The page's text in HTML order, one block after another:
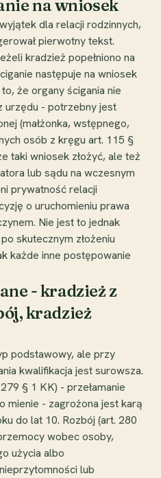
na wniosek
dla relacji rodzinnych,
pierwotny tekst.
kradzież popełniono na
następuje na wniosek
że organy ścigania nie
urzędu - potrzebny jest
(małżonka, wstępnego,
osób z kręgu art. 115 §
taki wniosek złożyć, ale też
lub sądu na wczesnym
prywatność relacji
o uruchomieniu prawa
Nie jest to jednak
skutecznym złożeniu
każde inne postępowanie
- kradzież z
kradzież
podstawowy, ale przy
kwalifikacja jest surowsza.
§ 1 KK) - przełamanie
mienie - zagrożona jest karą
do lat 10. Rozbój (art. 280
wobec osoby,
użycia albo
lub